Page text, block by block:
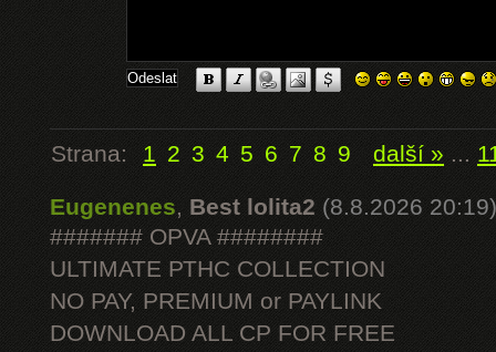
Strana: 1 2 3 4 5 6 7 8 9 další » ...
Eugenenes, Best lolita2 (8.8.2026 20:19)
####### OPVA ########
ULTIMATE РТНС COLLECTION
NO PAY, PREMIUM or PAYLINK
DOWNLOAD ALL СР FOR FREE